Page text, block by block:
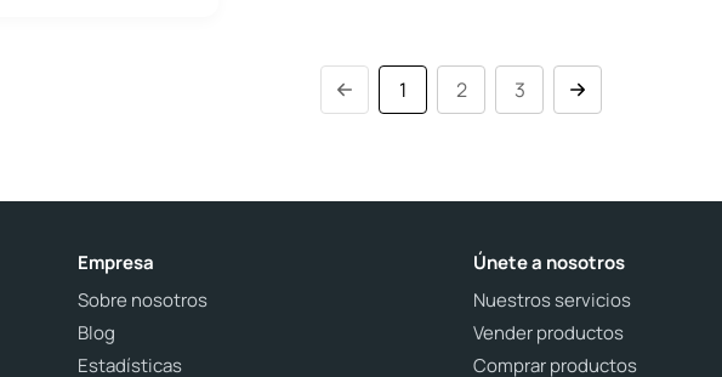
1 2 3
Empresa
Sobre nosotros
Blog
Estadísticas
Únete a nosotros
Nuestros servicios
Vender productos
Comprar productos